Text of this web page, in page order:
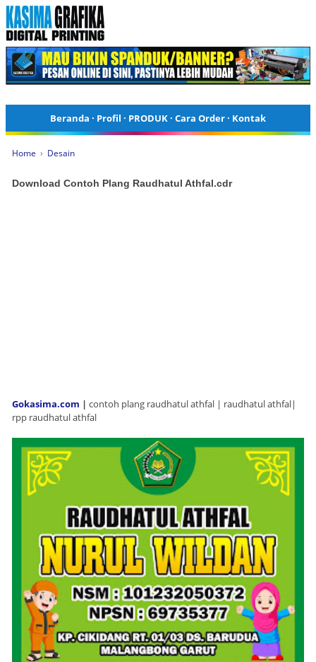
Beranda · Profil · PRODUK· Cara Order· Kontak
Home › Desain
Download Contoh Plang Raudhatul Athfal.cdr
Gokasima.com | contoh plang raudhatul athfal | raudhatul athfal|
rpp raudhatul athfal